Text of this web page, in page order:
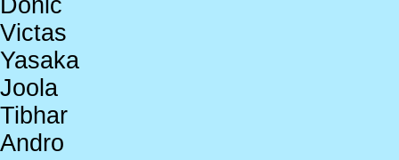
Victas
Yasaka
Joola
Tibhar
Andro